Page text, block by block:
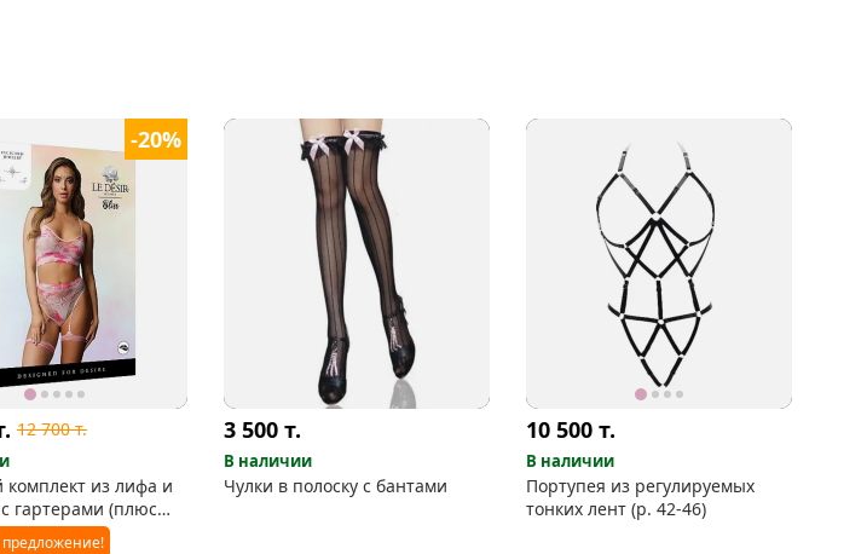
-20%
12 700т.
комплект из лифа и
гартерами (плюс
наклейки)
3 500 т.
В наличии
Чулки в полоску с бантами
10 500 т.
В наличии
Портупея из регулируемых
тонких лент (р. 42-46)